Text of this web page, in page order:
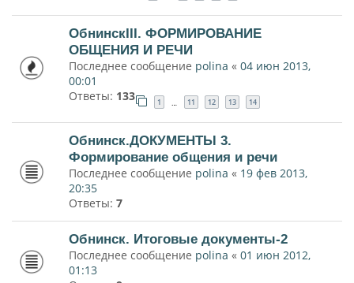
ОбнинскIII. ФОРМИРОВАНИЕ
ОБЩЕНИЯ И РЕЧИ
Последнее сообщение polina « 04 июн 2013,
00:01
Ответы: 133 1 … 11 12 13 14
Обнинск.ДОКУМЕНТЫ 3.
Формирование общения и речи
Последнее сообщение polina « 19 фев 2013,
20:35
Ответы: 7
Обнинск. Итоговые документы-2
Последнее сообщение polina « 01 июн 2012,
01:13